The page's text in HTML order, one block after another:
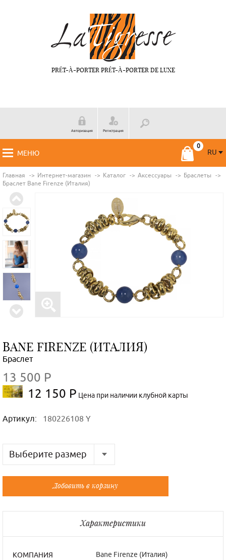
PRÉT-À-PORTER PRÉT-À-PORTER DE LUXE
Авторизация Регистрация
МЕНЮ
RU
Главная Интернет-магазин Каталог Аксессуары
Браслеты
Браслет Bane Firenze (Италия)
BANE FIRENZE (ИТАЛИЯ)
Браслет
13 500 Р
12 150 Р Цена при наличии клубной карты
Артикул: 180226108 Y
Выберите размер
Русский
Французский
Универсальный
Универсальный
Добавить в корзину
Характеристики
КОМПАНИЯ Bane Firenze (Италия)